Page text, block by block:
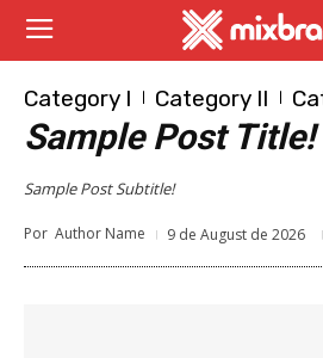
Category I Category II
Sample Post Title!
Sample Post Subtitle!
Por Author Name 9 de August de 2026